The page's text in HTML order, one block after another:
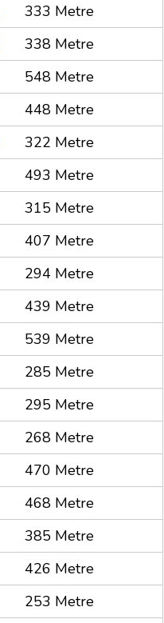
333 Metre
338 Metre
548 Metre
448 Metre
322 Metre
493 Metre
315 Metre
407 Metre
294 Metre
439 Metre
539 Metre
285 Metre
295 Metre
268 Metre
470 Metre
468 Metre
385 Metre
426 Metre
253 Metre